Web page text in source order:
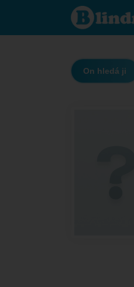
Matiass1
- On
hledá ji
On hledá ji